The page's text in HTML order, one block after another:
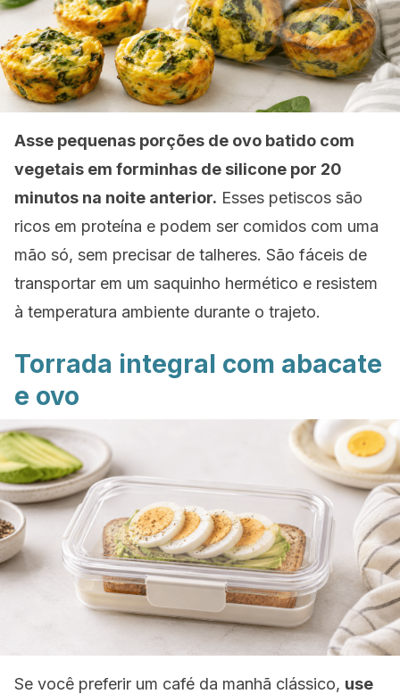
Asse pequenas porções de ovo batido com
vegetais em forminhas de silicone por 20
minutos na noite anterior. Esses petiscos são
ricos em proteína e podem ser comidos com uma
mão só, sem precisar de talheres. São fáceis de
transportar em um saquinho hermético e resistem
à temperatura ambiente durante o trajeto.
Torrada integral com abacate
e ovo
Se você preferir um café da manhã clássico, use